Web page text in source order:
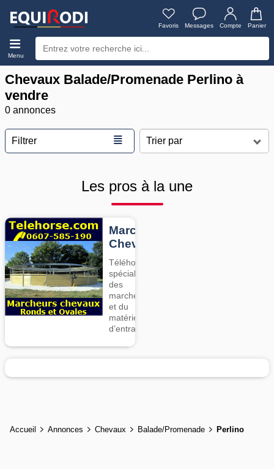
Favoris Messages Compte Panier
Menu
Chevaux Balade/Promenade Perlino à
vendre
0 annonces
Filtrer ≣
Les pros à la une
Marcheurs
Chevaux
Téléhorse,
spécialiste
des
marcheurs
et du
matériel
d’entrainement
Accueil Annonces Chevaux Balade/Promenade Perlino